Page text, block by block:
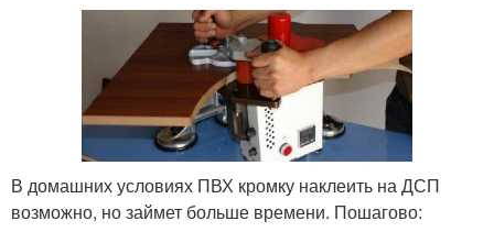
В домашних условиях ПВХ кромку наклеить на ДСП
возможно, но займет больше времени. Пошагово: